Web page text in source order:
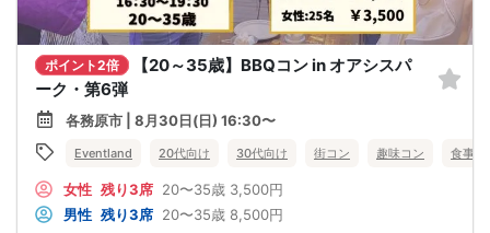
ポイント2倍
【20～35歳】BBQコン in オアシスパ
ーク・第6弾
各務原市 | 8月30日(日) 16:30〜
Eventland 20代向け 30代向け 街コン 趣味コン 食事あ
女性 残り3席 20〜35歳 3,500円
男性 残り3席 20〜35歳 8,500円